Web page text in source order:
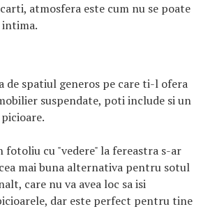
atmosfera este cum nu se poate
intima.
de spatiul generos pe care ti-l ofera
suspendate, poti include si un
fotoliu cu "vedere" la fereastra s-ar
mai buna alternativa pentru sotul
care nu va avea loc sa isi
dar este perfect pentru tine